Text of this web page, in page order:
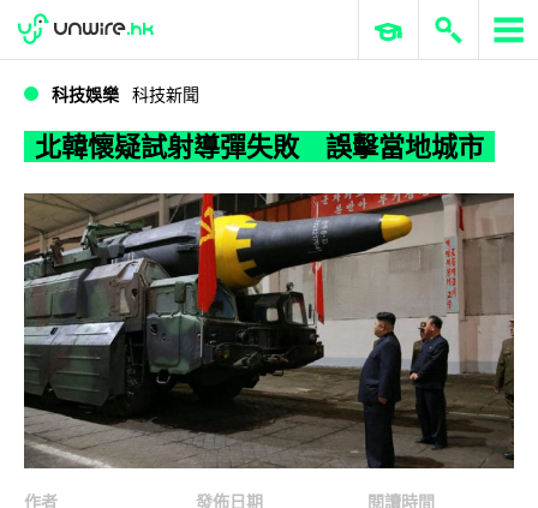
北韓懷疑試射導彈失敗 誤擊當地城市
WWDC 2026 ERP 與商業 AI
科技娛樂 科技新聞
北韓懷疑試射導彈失敗 誤擊當地城市
作者
發佈日期
閱讀時間